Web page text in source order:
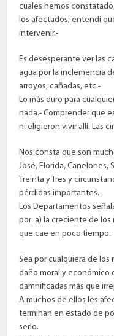
cuales hemos
los afectados; entendí
intervenir.-
Es desesperante ver las
agua por la inclemencia
arroyos, cañadas, etc.-
Lo más duro para
nada.- Comprender que
ni eligieron vivir allí. Las
Nos consta que son
José, Florida, Canelones,
Treinta y Tres y
pérdidas importantes.-
Los Departamentos
por: a) la creciente de los
que cae en poco tiempo.
Sea por cualquiera de
daño moral y económico
damnificadas más que
A muchos de ellos les
terminan en estado de
serlo.